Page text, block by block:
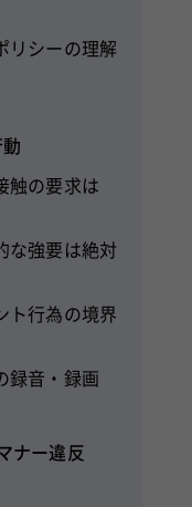
リシーの理解
触の要求は
な強要は絶対
ト行為の境界
録音・録画
ナー違反